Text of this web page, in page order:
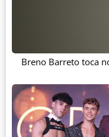
Breno Barreto toca